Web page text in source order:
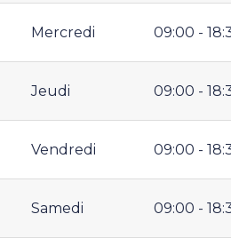
Mercredi 09:00 -
Jeudi 09:00 -
Vendredi 09:00 -
Samedi 09:00 -